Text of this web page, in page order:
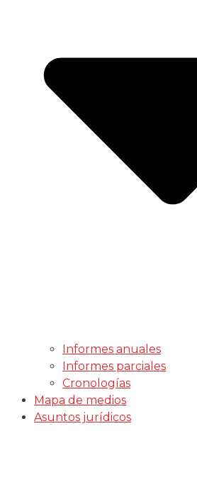
Informes anuales
Informes parciales
Cronologías
Mapa de medios
Asuntos jurídicos